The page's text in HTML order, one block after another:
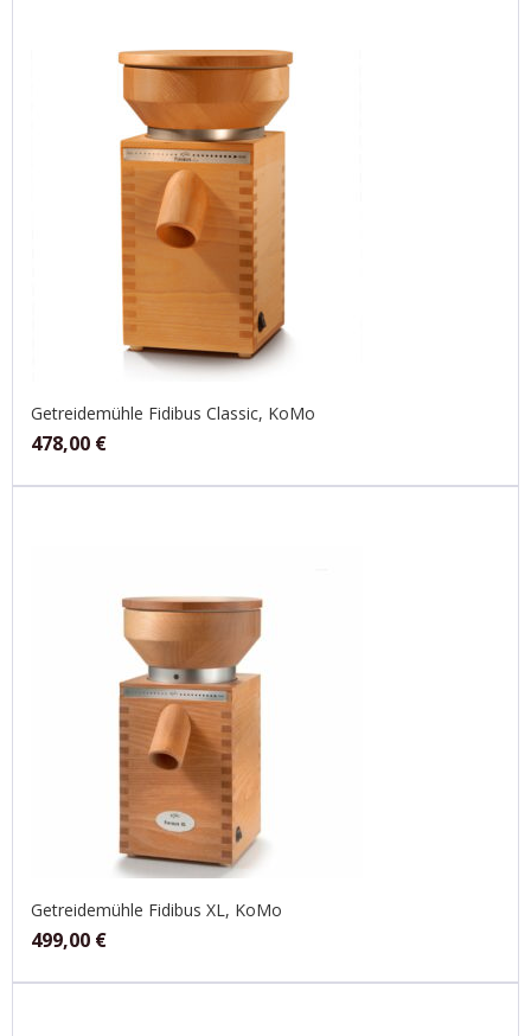
Getreidemühle Fidibus Classic, KoMo
478,00 €
Getreidemühle Fidibus XL, KoMo
499,00 €